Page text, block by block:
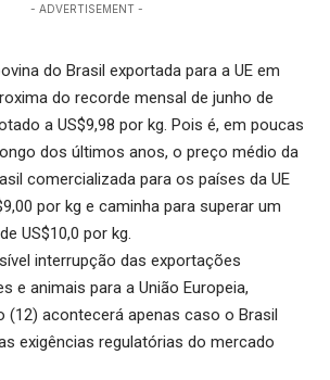
- ADVERTISEMENT -
do Brasil exportada para a UE em
do recorde mensal de junho de
a US$9,98 por kg. Pois é, em poucas
dos últimos anos, o preço médio da
comercializada para os países da UE
por kg e caminha para superar um
US$10,0 por kg.
interrupção das exportações
e animais para a União Europeia,
(12) acontecerá apenas caso o Brasil
exigências regulatórias do mercado